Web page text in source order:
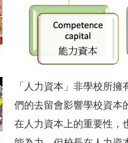
「人力資本」非學校所
們的去留會影響學校資本
在人力資本上的重要性，